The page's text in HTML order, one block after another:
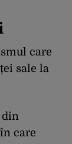
care
sale la
din
care